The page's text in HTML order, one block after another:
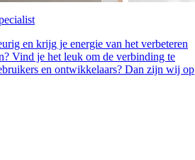
en krijg je energie van het verbeteren
Vind je het leuk om de verbinding te
en ontwikkelaars? Dan zijn wij op